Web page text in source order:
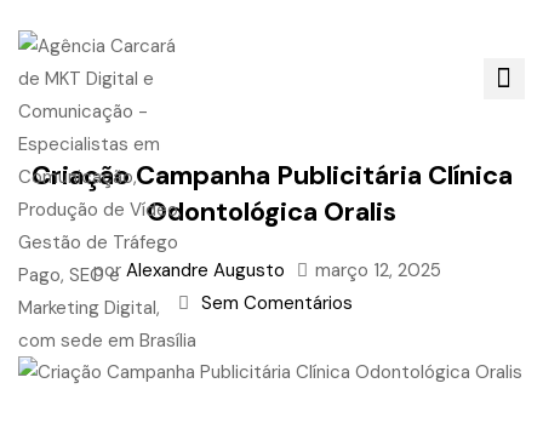
Criação Campanha Publicitária Clínica
Odontológica Oralis
por Alexandre Augusto
março 12, 2025
Sem Comentários